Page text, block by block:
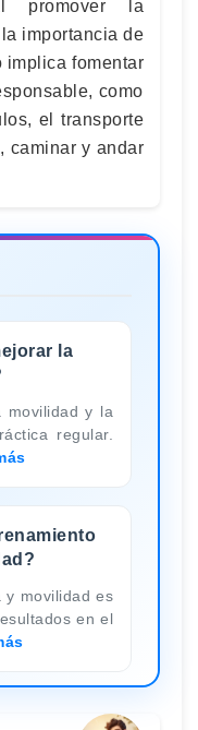
promover la
importancia de
implica fomentar
como
el transporte
caminar y andar
la
movilidad y la
regular.
y movilidad es
en el